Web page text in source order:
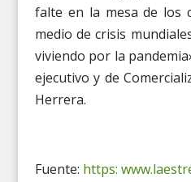
falte en la mesa de los
medio de crisis
viviendo por la
ejecutivo y de
Herrera.
Fuente: https: